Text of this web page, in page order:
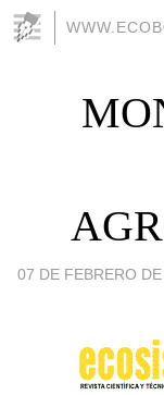
07 DE FEBRERO